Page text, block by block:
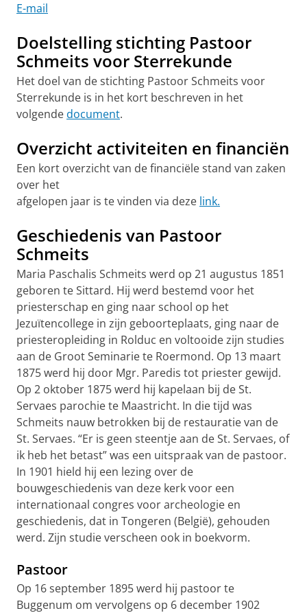
E-mail
Doelstelling stichting Pastoor
Schmeits voor Sterrekunde
Het doel van de stichting Pastoor Schmeits voor
Sterrekunde is in het kort beschreven in het
volgendedocument.
Overzicht activiteiten en financiën
Een kort overzicht van de financiële stand van zaken
over het
afgelopen jaar is te vinden via deze link.
Geschiedenis van Pastoor
Schmeits
Maria Paschalis Schmeits werd op 21 augustus 1851
geboren te Sittard. Hij werd bestemd voor het
priesterschap en ging naar school op het
Jezuïtencollege in zijn geboorteplaats, ging naar de
priesteropleiding in Rolduc en voltooide zijn studies
aan de Groot Seminarie te Roermond. Op 13 maart
1875 werd hij door Mgr. Paredis tot priester gewijd.
Op 2 oktober 1875 werd hij kapelaan bij de St.
Servaes parochie te Maastricht. In die tijd was
Schmeits nauw betrokken bij de restauratie van de
St. Servaes. “Er is geen steentje aan de St. Servaes, of
ik heb het betast” was een uitspraak van de pastoor.
In 1901 hield hij een lezing over de
bouwgeschiedenis van deze kerk voor een
internationaal congres voor archeologie en
geschiedenis, dat in Tongeren (België), gehouden
werd. Zijn studie verscheen ook in boekvorm.
Pastoor
Op 16 september 1895 werd hij pastoor te
Buggenum om vervolgens op 6 december 1902